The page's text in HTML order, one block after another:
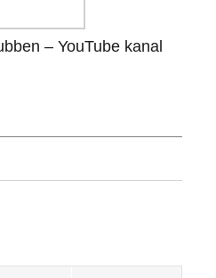
– YouTube kanal